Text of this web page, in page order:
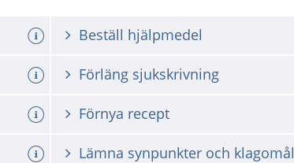
Beställ hjälpmedel
Förläng sjukskrivning
Förnya recept
Lämna synpunkter och klagomål